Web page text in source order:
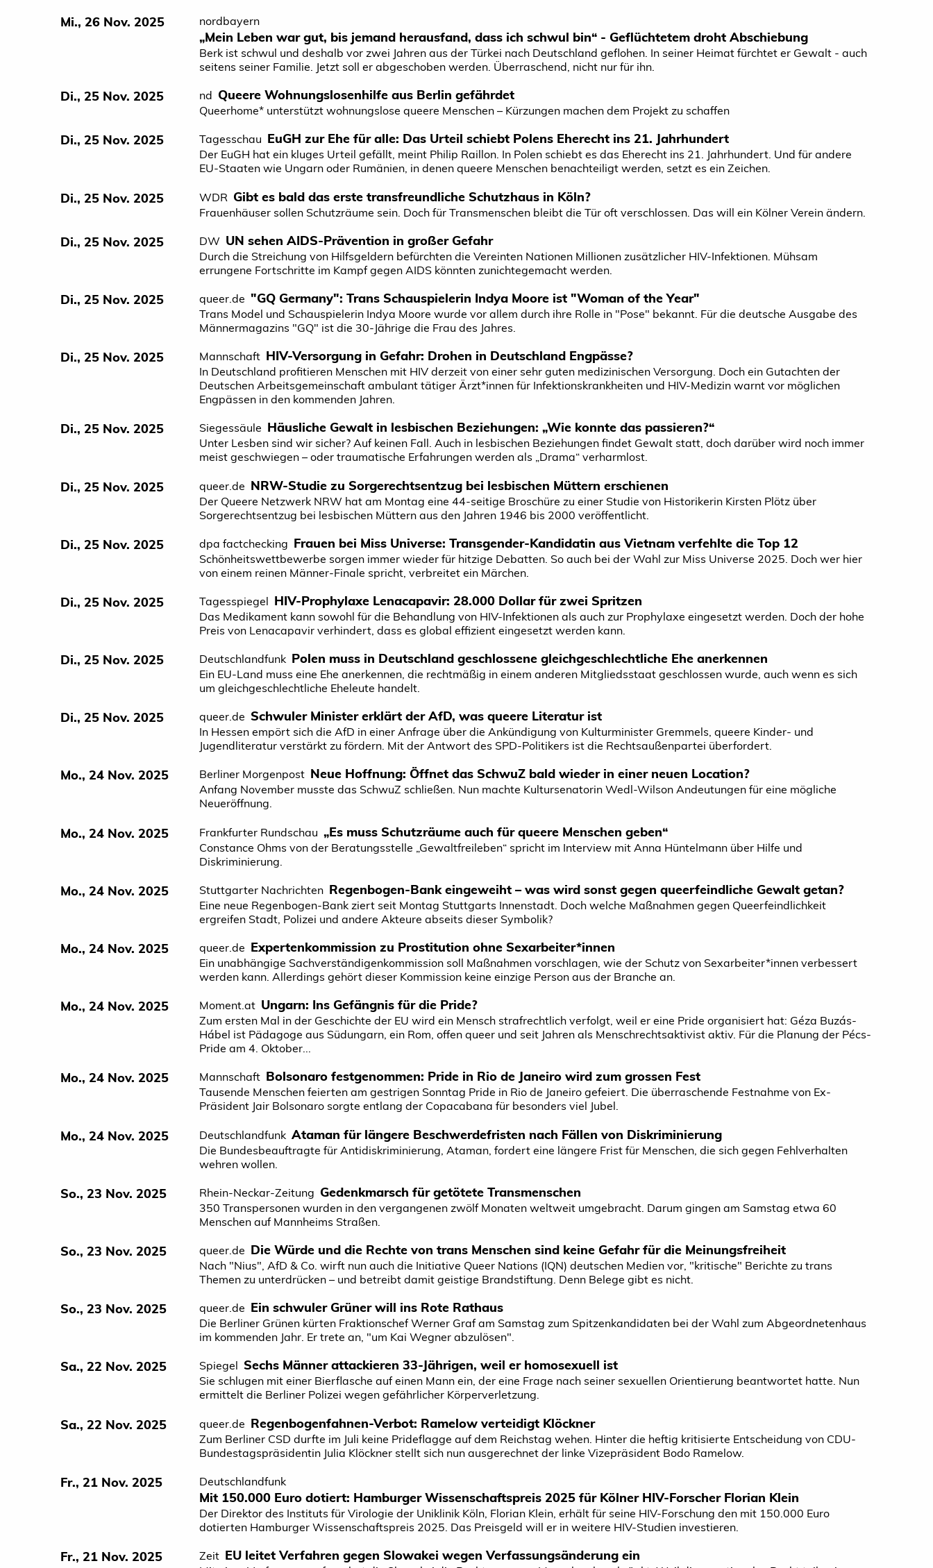
Mi., 26 Nov. 2025 nordbayern
„Mein Leben war gut, bis jemand herausfand, dass ich schwul bin“ - Geflüchtetem droht Abschiebung
Berk ist schwul und deshalb vor zwei Jahren aus der Türkei nach Deutschland geflohen. In seiner Heimat fürchtet er Gewalt - auch
seitens seiner Familie. Jetzt soll er abgeschoben werden. Überraschend, nicht nur für ihn.
Di., 25 Nov. 2025 nd Queere Wohnungslosenhilfe aus Berlin gefährdet
Queerhome* unterstützt wohnungslose queere Menschen – Kürzungen machen dem Projekt zu schaffen
Di., 25 Nov. 2025 Tagesschau EuGH zur Ehe für alle: Das Urteil schiebt Polens Eherecht ins 21. Jahrhundert
Der EuGH hat ein kluges Urteil gefällt, meint Philip Raillon. In Polen schiebt es das Eherecht ins 21. Jahrhundert. Und für andere
EU-Staaten wie Ungarn oder Rumänien, in denen queere Menschen benachteiligt werden, setzt es ein Zeichen.
Di., 25 Nov. 2025 WDR Gibt es bald das erste transfreundliche Schutzhaus in Köln?
Frauenhäuser sollen Schutzräume sein. Doch für Transmenschen bleibt die Tür oft verschlossen. Das will ein Kölner Verein ändern.
Di., 25 Nov. 2025 DW UN sehen AIDS-Prävention in großer Gefahr
Durch die Streichung von Hilfsgeldern befürchten die Vereinten Nationen Millionen zusätzlicher HIV-Infektionen. Mühsam
errungene Fortschritte im Kampf gegen AIDS könnten zunichtegemacht werden.
Di., 25 Nov. 2025 queer.de "GQ Germany": Trans Schauspielerin Indya Moore ist "Woman of the Year"
Trans Model und Schauspielerin Indya Moore wurde vor allem durch ihre Rolle in "Pose" bekannt. Für die deutsche Ausgabe des
Männermagazins "GQ" ist die 30-Jährige die Frau des Jahres.
Di., 25 Nov. 2025 Mannschaft HIV-Versorgung in Gefahr: Drohen in Deutschland Engpässe?
In Deutschland profitieren Menschen mit HIV derzeit von einer sehr guten medizinischen Versorgung. Doch ein Gutachten der
Deutschen Arbeitsgemeinschaft ambulant tätiger Ärzt*innen für Infektionskrankheiten und HIV-Medizin warnt vor möglichen
Engpässen in den kommenden Jahren.
Di., 25 Nov. 2025 Siegessäule Häusliche Gewalt in lesbischen Beziehungen: „Wie konnte das passieren?“
Unter Lesben sind wir sicher? Auf keinen Fall. Auch in lesbischen Beziehungen findet Gewalt statt, doch darüber wird noch immer
meist geschwiegen – oder traumatische Erfahrungen werden als „Drama“ verharmlost.
Di., 25 Nov. 2025 queer.de NRW-Studie zu Sorgerechtsentzug bei lesbischen Müttern erschienen
Der Queere Netzwerk NRW hat am Montag eine 44-seitige Broschüre zu einer Studie von Historikerin Kirsten Plötz über
Sorgerechtsentzug bei lesbischen Müttern aus den Jahren 1946 bis 2000 veröffentlicht.
Di., 25 Nov. 2025 dpa factchecking Frauen bei Miss Universe: Transgender-Kandidatin aus Vietnam verfehlte die Top 12
Schönheitswettbewerbe sorgen immer wieder für hitzige Debatten. So auch bei der Wahl zur Miss Universe 2025. Doch wer hier
von einem reinen Männer-Finale spricht, verbreitet ein Märchen.
Di., 25 Nov. 2025 Tagesspiegel HIV-Prophylaxe Lenacapavir: 28.000 Dollar für zwei Spritzen
Das Medikament kann sowohl für die Behandlung von HIV-Infektionen als auch zur Prophylaxe eingesetzt werden. Doch der hohe
Preis von Lenacapavir verhindert, dass es global effizient eingesetzt werden kann.
Di., 25 Nov. 2025 Deutschlandfunk Polen muss in Deutschland geschlossene gleichgeschlechtliche Ehe anerkennen
Ein EU-Land muss eine Ehe anerkennen, die rechtmäßig in einem anderen Mitgliedsstaat geschlossen wurde, auch wenn es sich
um gleichgeschlechtliche Eheleute handelt.
Di., 25 Nov. 2025 queer.de Schwuler Minister erklärt der AfD, was queere Literatur ist
In Hessen empört sich die AfD in einer Anfrage über die Ankündigung von Kulturminister Gremmels, queere Kinder- und
Jugendliteratur verstärkt zu fördern. Mit der Antwort des SPD-Politikers ist die Rechtsaußenpartei überfordert.
Mo., 24 Nov. 2025 Berliner Morgenpost Neue Hoffnung: Öffnet das SchwuZ bald wieder in einer neuen Location?
Anfang November musste das SchwuZ schließen. Nun machte Kultursenatorin Wedl-Wilson Andeutungen für eine mögliche
Neueröffnung.
Mo., 24 Nov. 2025 Frankfurter Rundschau „Es muss Schutzräume auch für queere Menschen geben“
Constance Ohms von der Beratungsstelle „Gewaltfreileben“ spricht im Interview mit Anna Hüntelmann über Hilfe und
Diskriminierung.
Mo., 24 Nov. 2025 Stuttgarter Nachrichten Regenbogen-Bank eingeweiht – was wird sonst gegen queerfeindliche Gewalt getan?
Eine neue Regenbogen-Bank ziert seit Montag Stuttgarts Innenstadt. Doch welche Maßnahmen gegen Queerfeindlichkeit
ergreifen Stadt, Polizei und andere Akteure abseits dieser Symbolik?
Mo., 24 Nov. 2025 queer.de Expertenkommission zu Prostitution ohne Sexarbeiter*­innen
Ein unabhängige Sachverständigenkommission soll Maßnahmen vorschlagen, wie der Schutz von Sexarbeiter*innen verbessert
werden kann. Allerdings gehört dieser Kommission keine einzige Person aus der Branche an.
Mo., 24 Nov. 2025 Moment.at Ungarn: Ins Gefängnis für die Pride?
Zum ersten Mal in der Geschichte der EU wird ein Mensch strafrechtlich verfolgt, weil er eine Pride organisiert hat: Géza Buzás-
Hábel ist Pädagoge aus Südungarn, ein Rom, offen queer und seit Jahren als Menschrechtsaktivist aktiv. Für die Planung der Pécs-
Pride am 4. Oktober...
Mo., 24 Nov. 2025 Mannschaft Bolsonaro festgenommen: Pride in Rio de Janeiro wird zum grossen Fest
Tausende Menschen feierten am gestrigen Sonntag Pride in Rio de Janeiro gefeiert. Die überraschende Festnahme von Ex-
Präsident Jair Bolsonaro sorgte entlang der Copacabana für besonders viel Jubel.
Mo., 24 Nov. 2025 Deutschlandfunk Ataman für längere Beschwerdefristen nach Fällen von Diskriminierung
Die Bundesbeauftragte für Antidiskriminierung, Ataman, fordert eine längere Frist für Menschen, die sich gegen Fehlverhalten
wehren wollen.
So., 23 Nov. 2025 Rhein-Neckar-Zeitung Gedenkmarsch für getötete Transmenschen
350 Transpersonen wurden in den vergangenen zwölf Monaten weltweit umgebracht. Darum gingen am Samstag etwa 60
Menschen auf Mannheims Straßen.
So., 23 Nov. 2025 queer.de Die Würde und die Rechte von trans Menschen sind keine Gefahr für die Meinungsfreiheit
Nach "Nius", AfD & Co. wirft nun auch die Initiative Queer Nations (IQN) deutschen Medien vor, "kritische" Berichte zu trans
Themen zu unterdrücken – und betreibt damit geistige Brandstiftung. Denn Belege gibt es nicht.
So., 23 Nov. 2025 queer.de Ein schwuler Grüner will ins Rote Rathaus
Die Berliner Grünen kürten Fraktionschef Werner Graf am Samstag zum Spitzenkandidaten bei der Wahl zum Abgeordnetenhaus
im kommenden Jahr. Er trete an, "um Kai Wegner abzulösen".
Sa., 22 Nov. 2025 Spiegel Sechs Männer attackieren 33-Jährigen, weil er homosexuell ist
Sie schlugen mit einer Bierflasche auf einen Mann ein, der eine Frage nach seiner sexuellen Orientierung beantwortet hatte. Nun
ermittelt die Berliner Polizei wegen gefährlicher Körperverletzung.
Sa., 22 Nov. 2025 queer.de Regenbogen­fahnen-Verbot: Ramelow verteidigt Klöckner
Zum Berliner CSD durfte im Juli keine Prideflagge auf dem Reichstag wehen. Hinter die heftig kritisierte Entscheidung von CDU-
Bundestagspräsidentin Julia Klöckner stellt sich nun ausgerechnet der linke Vizepräsident Bodo Ramelow.
Fr., 21 Nov. 2025 Deutschlandfunk
Mit 150.000 Euro dotiert: Hamburger Wissenschaftspreis 2025 für Kölner HIV-Forscher Florian Klein
Der Direktor des Instituts für Virologie der Uniklinik Köln, Florian Klein, erhält für seine HIV-Forschung den mit 150.000 Euro
dotierten Hamburger Wissenschaftspreis 2025. Das Preisgeld will er in weitere HIV-Studien investieren.
Fr., 21 Nov. 2025 Zeit EU leitet Verfahren gegen Slowakei wegen Verfassungsänderung ein